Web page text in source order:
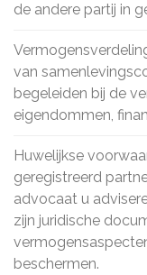
de andere partij in
van
begeleiden bij de
eigendommen,
Huwelijkse
geregistreerd
advocaat u
zijn juridische
beschermen.